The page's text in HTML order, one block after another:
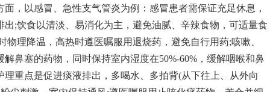
，以感冒、急性支气管炎为例：感冒患者需保证充足休息，
;饮食以清淡、易消化为主，避免油腻、辛辣食物，可适量食
物理降温，高热时遵医嘱服用退烧药，避免自行用药;咳嗽、
鼻塞的药物，同时保持室内湿度在50%-60%，缓解咽喉和鼻
重点是促进痰液排出，多喝水、多拍背(从下往上、从外向